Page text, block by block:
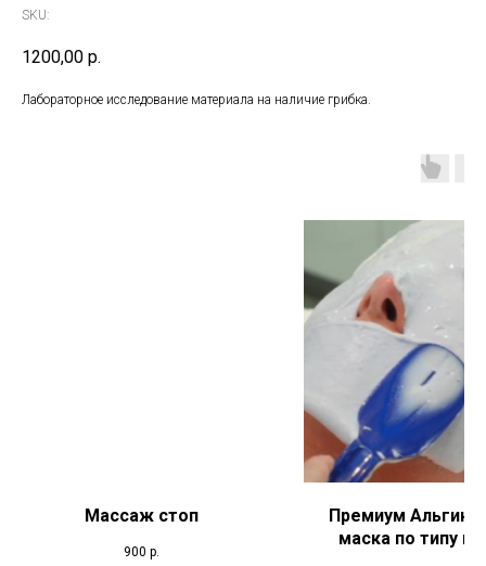
SKU:
1200,00 р.
Лабораторное исследование материала на наличие грибка.
Массаж стоп
900 р.
Премиум
маска по типу